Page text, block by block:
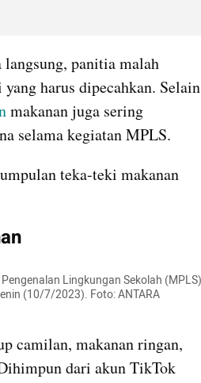
panitia malah
harus dipecahkan. Selain
makanan juga sering
selama kegiatan MPLS.
teka-teki makanan
(10/7/2023). Foto: ANTARA
camilan, makanan ringan,
dari akun TikTok